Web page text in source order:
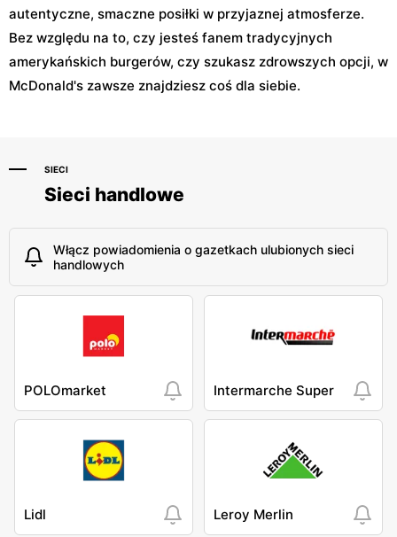
autentyczne, smaczne posiłki w przyjaznej atmosferze.
Bez względu na to, czy jesteś fanem tradycyjnych
amerykańskich burgerów, czy szukasz zdrowszych opcji, w
McDonald's zawsze znajdziesz coś dla siebie.
SIECI
Sieci handlowe
Włącz powiadomienia o gazetkach ulubionych sieci
handlowych
POLOmarket Intermarche Super
Lidl Leroy Merlin